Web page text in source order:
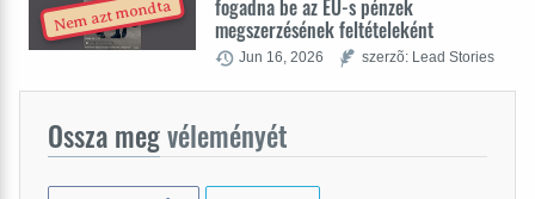
Nem azt mondta fogadna be az EU-s pénzek
megszerzésének feltételeként
Jun 16, 2026 szerzõ: Lead Stories
Ossza megvéleményét